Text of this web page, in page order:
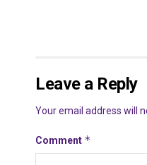
Leave a Reply
Your email address will
Comment *